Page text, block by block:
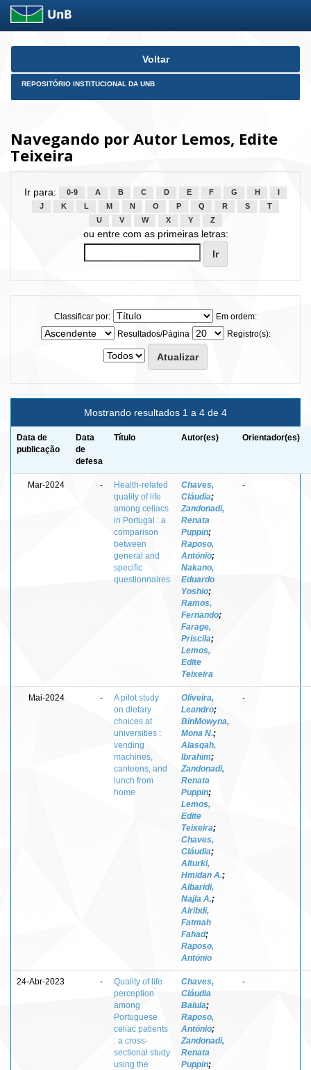
Skip
Voltar
REPOSITÓRIO INSTITUCIONAL DA UNB
Navegando por Autor Lemos, Edite
Teixeira
Ir para: 0-9 A B C D E F G H
J
K L M N O P Q R S
T
U
V W X Y Z
ou entre com as primeiras letras:
Classificar por:
Em ordem:
Resultados/Página
Registro(s):
Mostrando resultados 1 a 4 de 4
Data de
publicação
Data
de
defesa
Título Autor(es) Orientador(es)
Mar-2024 -
Health-related
quality of life
among celiacs
in Portugal : a
comparison
between
general and
specific
questionnaires
Chaves,
Cláudia;
Zandonadi,
Renata
Puppin;
Raposo,
António;
Nakano,
Eduardo
Yoshio;
Ramos,
Fernando;
Farage,
Priscila;
Lemos,
Edite
Teixeira
-
Mai-2024 -
A pilot study
on dietary
choices at
universities :
vending
machines,
canteens, and
lunch from
home
Oliveira,
Leandro;
BinMowyna,
Mona N.;
Alasqah,
Ibrahim;
Zandonadi,
Renata
Puppin;
Lemos,
Edite
Teixeira;
Chaves,
Cláudia;
Alturki,
Hmidan A.;
Albaridi,
Najla A.;
Alribdi,
Fatmah
Fahad;
Raposo,
António
-
24-Abr-2023 -
Quality of life
perception
among
Portuguese
celiac patients
: a cross-
sectional study
using the
Chaves,
Cláudia
Balula;
Raposo,
António;
Zandonadi,
Renata
Puppin;
-